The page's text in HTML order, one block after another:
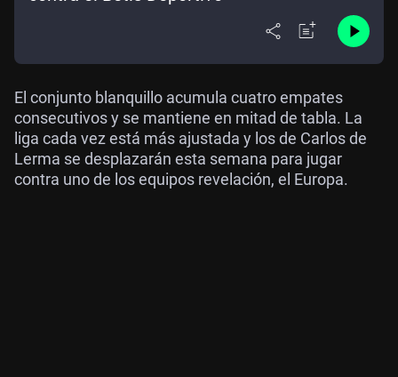
El conjunto blanquillo acumula cuatro empates
consecutivos y se mantiene en mitad de tabla. La
liga cada vez está más ajustada y los de Carlos de
Lerma se desplazarán esta semana para jugar
contra uno de los equipos revelación, el Europa.